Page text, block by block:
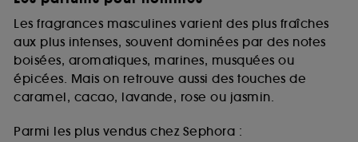
Les fragrances masculines varient des plus fraîches
aux plus intenses, souvent dominées par des notes
boisées, aromatiques, marines, musquées ou
épicées. Mais on retrouve aussi des touches de
caramel, cacao, lavande, rose ou jasmin.
Parmi les plus vendus chez Sephora :